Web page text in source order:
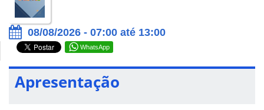
08/08/2026 - 07:00 até 13:00
WhatsApp
Apresentação